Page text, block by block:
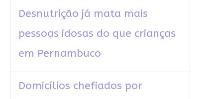
Desnutrição já mata mais
pessoas idosas do que crianças
em Pernambuco
Domicílios chefiados por